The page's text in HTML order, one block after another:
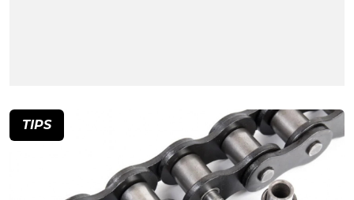
TIPS